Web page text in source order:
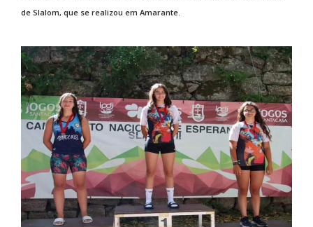
de Slalom, que se realizou em Amarante.